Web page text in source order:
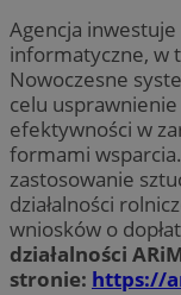
Agencja
informatyczne, w
Nowoczesne
celu
efektywności w
formami
zastosowanie
działalności
wniosków o
działalności
stronie: https://